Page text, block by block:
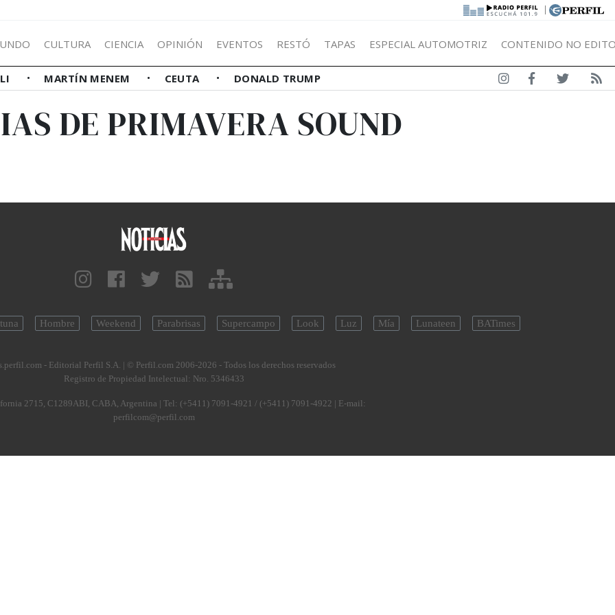
|
CULTURA CIENCIA OPINIÓN EVENTOS RESTÓ TAPAS ESPECIAL AUTOMOTRIZ CONTENIDO NO
MARTÍN MENEM CEUTA DONALD TRUMP
DE PRIMAVERA SOUND
Hombre Weekend Parabrisas Supercampo Look Luz Mía Lunateen BATimes
- Editorial Perfil S.A. | © Perfil.com 2006-2026 - Todos los derechos reservados
Registro de Propiedad Intelectual: Nro. 5346433
2715, C1289ABI, CABA, Argentina | Tel: (+5411) 7091-4921 / (+5411) 7091-4922 | E-mail:
perfilcom@perfil.com